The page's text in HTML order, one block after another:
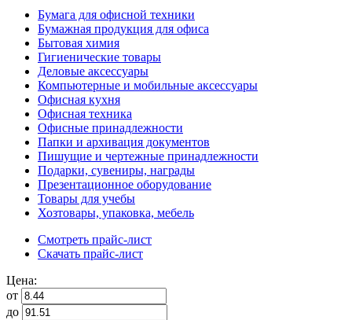
Бумага для офисной техники
Бумажная продукция для офиса
Бытовая химия
Гигиенические товары
Деловые аксессуары
Компьютерные и мобильные аксессуары
Офисная кухня
Офисная техника
Офисные принадлежности
Папки и архивация документов
Пишущие и чертежные принадлежности
Подарки, сувениры, награды
Презентационное оборудование
Товары для учебы
Хозтовары, упаковка, мебель
Смотреть прайс-лист
Скачать прайс-лист
Цена:
от
до